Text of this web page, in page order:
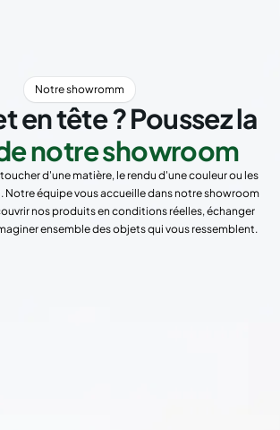
Notre showromm
en tête ? Poussez la
notre showroom
d'une matière, le rendu d'une couleur ou les
Notre équipe vous accueille dans notre showroom
nos produits en conditions réelles, échanger
ensemble des objets qui vous ressemblent.